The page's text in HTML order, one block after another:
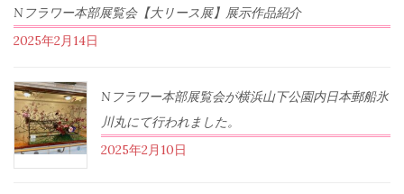
Nフラワー本部展覧会【大リース展】展示作品紹介
2025年2月14日
Nフラワー本部展覧会が横浜山下公園内日本郵船氷
川丸にて行われました。
2025年2月10日